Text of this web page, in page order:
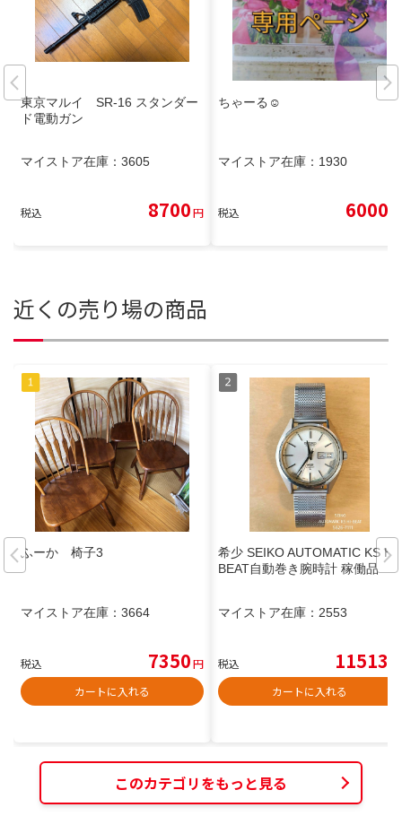
東京マルイ SR-16 スタンダー
ド電動ガン
マイストア在庫： 3605
税込 8700円
ちゃーる☺
マイストア在庫： 1930
税込 6000
近くの売り場の商品
ふーか 椅子3
マイストア在庫： 3664
税込 7350円
カートに入れる
希少 SEIKO AUTOMATIC KS HI-
BEAT自動巻き腕時計 稼働品
マイストア在庫： 2553
税込 11513
カートに入れる
このカテゴリをもっと見る